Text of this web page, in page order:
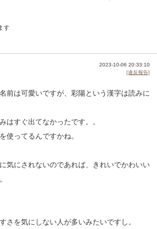
す
2023-10-06 20:33:10
[違反報告]
前は可愛いですが、彩陽という漢字は読みに
はすぐ出てなかったです。。
使ってるんですかね。
気にされないのであれば、きれいでかわいい
さを気にしない人が多いみたいですし。